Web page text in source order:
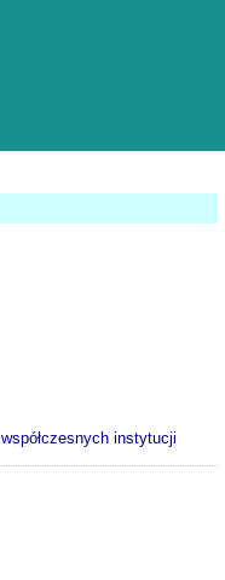
instytucji